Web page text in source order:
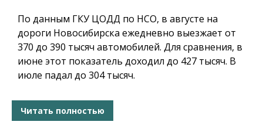
По данным ГКУ ЦОДД по НСО, в августе на
дороги Новосибирска ежедневно выезжает от
370 до 390 тысяч автомобилей. Для сравнения, в
июне этот показатель доходил до 427 тысяч. В
июле падал до 304 тысяч.
Читать полностью